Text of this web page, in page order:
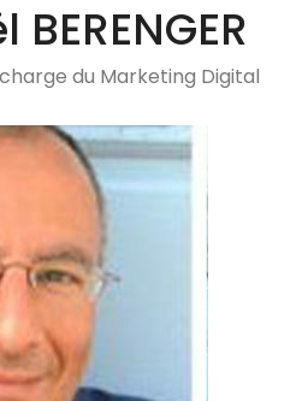
du Marketing Digital